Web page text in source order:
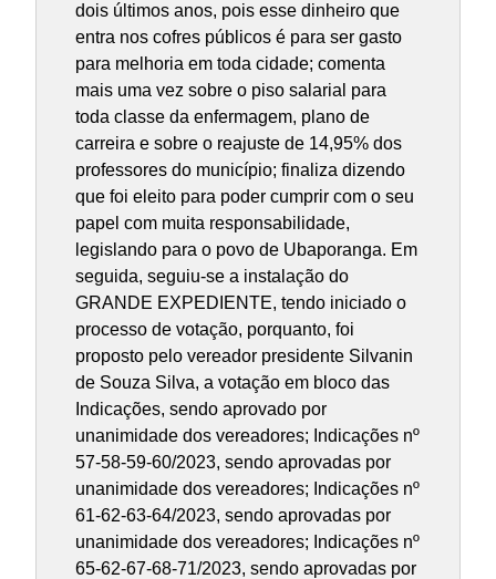
dois últimos anos, pois esse dinheiro que
entra nos cofres públicos é para ser gasto
para melhoria em toda cidade; comenta
mais uma vez sobre o piso salarial para
toda classe da enfermagem, plano de
carreira e sobre o reajuste de 14,95% dos
professores do município; finaliza dizendo
que foi eleito para poder cumprir com o seu
papel com muita responsabilidade,
legislando para o povo de Ubaporanga. Em
seguida, seguiu-se a instalação do
GRANDE EXPEDIENTE, tendo iniciado o
processo de votação, porquanto, foi
proposto pelo vereador presidente Silvanin
de Souza Silva, a votação em bloco das
Indicações, sendo aprovado por
unanimidade dos vereadores; Indicações nº
57-58-59-60/2023, sendo aprovadas por
unanimidade dos vereadores; Indicações nº
61-62-63-64/2023, sendo aprovadas por
unanimidade dos vereadores; Indicações nº
65-62-67-68-71/2023, sendo aprovadas por